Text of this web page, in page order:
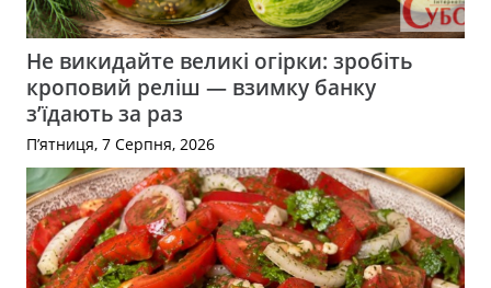
Не викидайте великі огірки: зробіть
кроповий реліш — взимку банку
з’їдають за раз
П’ятниця, 7 Серпня, 2026